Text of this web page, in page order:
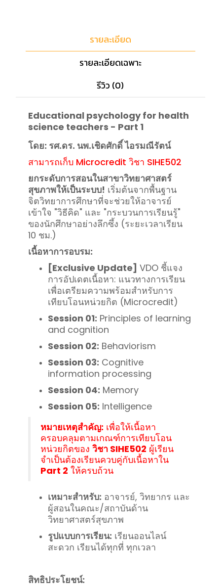
รายละเอียด
รายละเอียดเฉพาะ
รีวิว (0)
Educational psychology for health
science teachers - Part 1
โดย: รศ.ดร. นพ.เชิดศักดิ์ ไอรมณีรัตน์
สามารถเก็บ Microcreditวิชา SIHE502
ยกระดับการสอนในสาขาวิทยาศาสตร์
สุขภาพให้เป็นระบบ! เริ่มต้นจากพื้นฐาน
จิตวิทยาการศึกษาที่จะช่วยให้อาจารย์
เข้าใจ "วิธีคิด" และ "กระบวนการเรียนรู้"
ของนักศึกษาอย่างลึกซึ้ง (ระยะเวลาเรียน
10 ชม.)
เนื้อหาการอบรม:
[Exclusive Update] VDO ชี้แจง
การอัปเดตเนื้อหา: แนวทางการเรียน
เพื่อเตรียมความพร้อมสำหรับการ
เทียบโอนหน่วยกิต (Microcredit)
Session 01: Principles of learning
and cognition
Session 02: Behaviorism
Session 03: Cognitive
information processing
Session 04: Memory
Session 05: Intelligence
หมายเหตุสำคัญ: เพื่อให้เนื้อหา
ครอบคลุมตามเกณฑ์การเทียบโอน
หน่วยกิตของวิชา SIHE502 ผู้เรียน
จำเป็นต้องเรียนควบคู่กับเนื้อหาใน
Part 2 ให้ครบถ้วน
เหมาะสำหรับ: อาจารย์, วิทยากร และ
ผู้สอนในคณะ/สถาบันด้าน
วิทยาศาสตร์สุขภาพ
รูปแบบการเรียน: เรียนออนไลน์
สะดวก เรียนได้ทุกที่ ทุกเวลา
สิทธิประโยชน์: